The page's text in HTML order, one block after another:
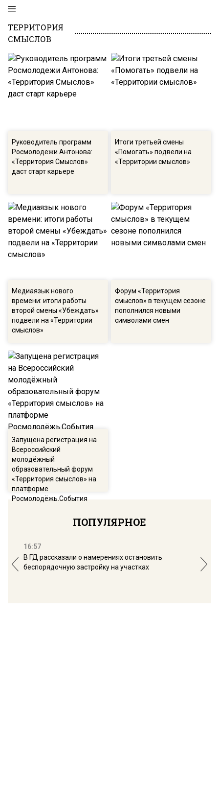
ТЕРРИТОРИЯ
СМЫСЛОВ
Руководитель программ
Росмолодежи Антонова:
«Территория Смыслов»
даст старт карьере
Итоги третьей смены
«Помогать» подвели на
«Территории смыслов»
Медиаязык нового
времени: итоги работы
второй смены «Убеждать»
подвели на «Территории
смыслов»
Форум «Территория
смыслов» в текущем сезоне
пополнился новыми
символами смен
Запущена регистрация на
Всероссийский
молодёжный
образовательный форум
«Территория смыслов» на
платформе
Росмолодёжь.События
ПОПУЛЯРНОЕ
16:57
В ГД рассказали о намерениях остановить
беспорядочную застройку на участках